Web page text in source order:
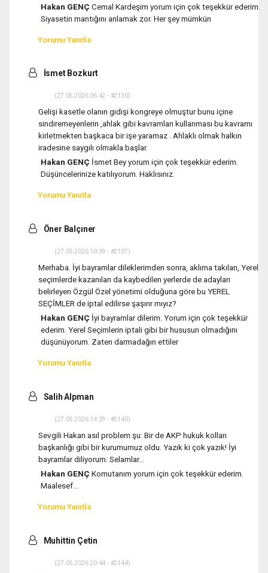
Hakan GENÇ Cemal Kardeşim yorum için çok teşekkür ederim.
Siyasetin mantığını anlamak zor. Her şey mümkün
Yorumu Yanıtla
İsmet Bozkurt
(27.05.2026 06:42 - #2130)
Gelişi kasetle olanın gidişi kongreye olmuştur bunu içine
sindiremeyenlerin ,ahlak gibi kavramları kullanması bu kavramı
kirletmekten başkaca bir işe yaramaz . Ahlaklı olmak halkın
iradesine saygılı olmakla başlar.
Hakan GENÇ İsmet Bey yorum için çok teşekkür ederim.
Düşüncelerinize katılıyorum. Haklısınız.
Yorumu Yanıtla
Öner Balçıner
(27.05.2026 10:39 - #2137)
Merhaba. İyi bayramlar dileklerimden sonra, aklıma takılan, Yerel
seçimlerde kazanılan da kaybedilen yerlerde de adayları
belirleyen Özgül Özel yönetimi olduğuna göre bu YEREL
SEÇİMLER de iptal edilirse şaşırır mıyız?
Hakan GENÇ İyi bayramlar dilerim. Yorum için çok teşekkür
ederim. Yerel Seçimlerin iptali gibi bir hususun olmadığını
düşünüyorum. Zaten darmadağın ettiler
Yorumu Yanıtla
Salih Alpman
(27.05.2026 14:29 - #2140)
Sevgili Hakan asıl problem şu: Bir de AKP hukuk kolları
başkanlığı gibi bir kurumumuz oldu. Yazık ki çok yazık! İyi
bayramlar diliyorum. Selamlar...
Hakan GENÇ Komutanım yorum için çok teşekkür ederim.
Maalesef...
Yorumu Yanıtla
Muhittin Çetin
(27.05.2026 20:44 - #2144)